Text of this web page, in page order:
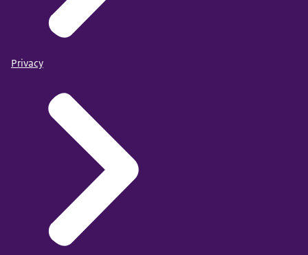
Privacy